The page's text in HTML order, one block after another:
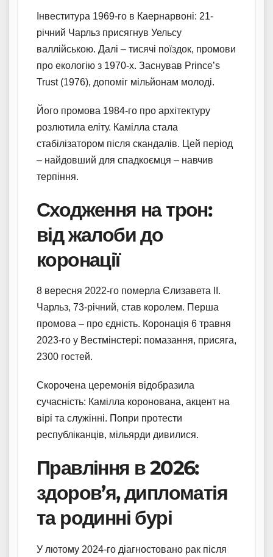
Інвеститура 1969-го в Каернарвоні: 21-
річний Чарльз присягнув Уельсу
валлійською. Далі – тисячі поїздок, промови
про екологію з 1970-х. Заснував Prince’s
Trust (1976), допоміг мільйонам молоді.
Його промова 1984-го про архітектуру
розлютила еліту. Камілла стала
стабілізатором після скандалів. Цей період
– найдовший для спадкоємця – навчив
терпіння.
Сходження на трон:
від жалоби до
коронації
8 вересня 2022-го померла Єлизавета II.
Чарльз, 73-річний, став королем. Перша
промова – про єдність. Коронація 6 травня
2023-го у Вестмінстері: помазання, присяга,
2300 гостей.
Скорочена церемонія відобразила
сучасність: Камілла коронована, акцент на
вірі та служінні. Попри протести
республіканців, мільярди дивилися.
Правління в 2026:
здоров’я, дипломатія
та родинні бурі
У лютому 2024-го діагностовано рак після